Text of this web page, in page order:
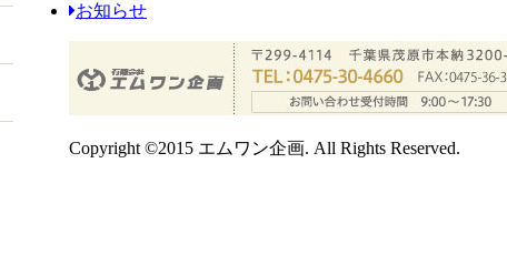
お知らせ
Copyright ©2015 エムワン企画. All Rights Reserved.